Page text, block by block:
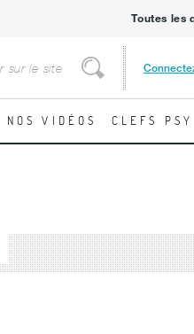
Toutes les
Rechercher
NOS VIDÉOS CLEFS PSY